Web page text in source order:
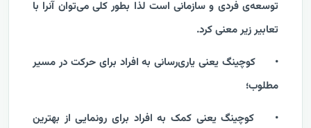
توسعه‌ی فردی و سازمانی است لذا بطور کلی می‌توان آنرا با
تعابیر زیر معنی کرد.
•
کوچینگ یعنی یاری‌رسانی به افراد برای حرکت در مسیر
مطلوب؛
•
کوچینگ یعنی کمک به افراد برای رونمایی از بهترین